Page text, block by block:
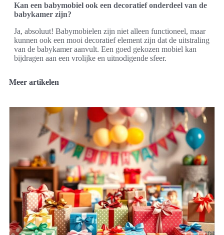
Kan een babymobiel ook een decoratief onderdeel van de
babykamer zijn?
Ja, absoluut! Babymobielen zijn niet alleen functioneel, maar
kunnen ook een mooi decoratief element zijn dat de uitstraling
van de babykamer aanvult. Een goed gekozen mobiel kan
bijdragen aan een vrolijke en uitnodigende sfeer.
Meer artikelen